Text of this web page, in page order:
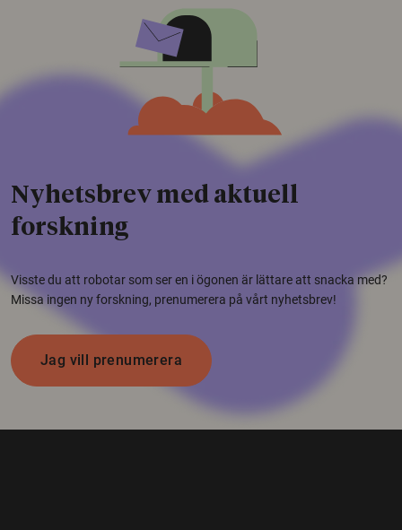
Nyhetsbrev med aktuell
forskning
Visste du att robotar som ser en i ögonen är lättare att snacka med?
Missa ingen ny forskning, prenumerera på vårt nyhetsbrev!
Jag vill prenumerera